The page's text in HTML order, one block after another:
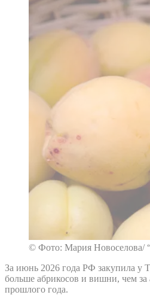
© Фото: Мария Новоселова/
За июнь 2026 года РФ закупила у
больше абрикосов и вишни, чем
прошлого года.